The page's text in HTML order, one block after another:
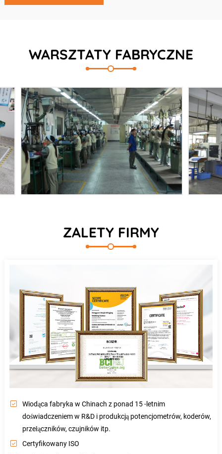
WARSZTATY FABRYCZNE
ZALETY FIRMY
Wiodąca fabryka w Chinach z ponad 15 -letnim
doświadczeniem w R&D i produkcją potencjometrów, koderów,
przełączników, czujników itp.
Certyfikowany ISO